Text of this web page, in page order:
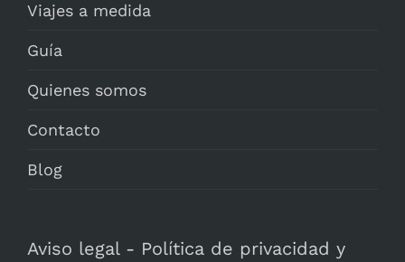
Viajes a medida
Guía
Quienes somos
Contacto
Blog
Aviso legal- Política de privacidad y